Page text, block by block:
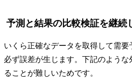
予測と結果の比較検証を継続
いくら正確なデータを取得して需要
必ず誤差が生じます。下記のよう
ることが難しいためです。